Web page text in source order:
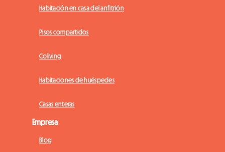
Habitación en casa del anfitrión
Pisos compartidos
Coliving
Habitaciones de huéspedes
Casas enteras
Empresa
Blog